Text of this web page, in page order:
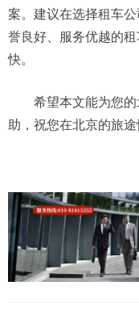
案。建议在选择租车
誉良好、服务优越的
快。
希望本文能为您的
助，祝您在北京的旅途